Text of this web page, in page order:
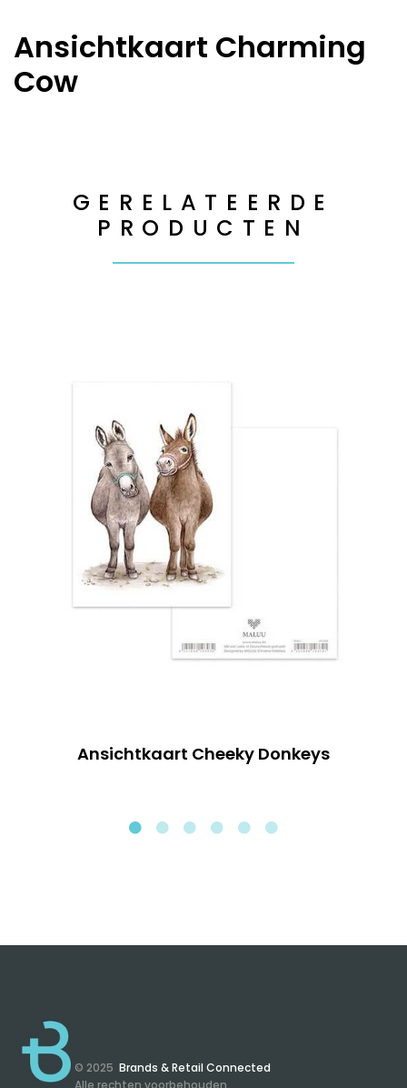
Ansichtkaart Charming
Cow
GERELATEERDE
PRODUCTEN
Ansichtkaart Cheeky Donkeys
© 2025 Brands & Retail Connected
Alle rechten voorbehouden.